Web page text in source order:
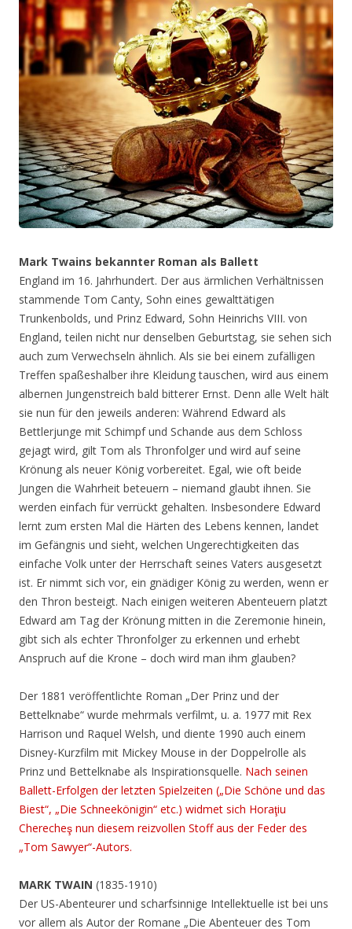
Mark Twains bekannter Roman als Ballett
England im 16. Jahrhundert. Der aus ärmlichen Verhältnissen
stammende Tom Canty, Sohn eines gewalttätigen
Trunkenbolds, und Prinz Edward, Sohn Heinrichs VIII. von
England, teilen nicht nur denselben Geburtstag, sie sehen sich
auch zum Verwechseln ähnlich. Als sie bei einem zufälligen
Treffen spaßeshalber ihre Kleidung tauschen, wird aus einem
albernen Jungenstreich bald bitterer Ernst. Denn alle Welt hält
sie nun für den jeweils anderen: Während Edward als
Bettlerjunge mit Schimpf und Schande aus dem Schloss
gejagt wird, gilt Tom als Thronfolger und wird auf seine
Krönung als neuer König vorbereitet. Egal, wie oft beide
Jungen die Wahrheit beteuern – niemand glaubt ihnen. Sie
werden einfach für verrückt gehalten. Insbesondere Edward
lernt zum ersten Mal die Härten des Lebens kennen, landet
im Gefängnis und sieht, welchen Ungerechtigkeiten das
einfache Volk unter der Herrschaft seines Vaters ausgesetzt
ist. Er nimmt sich vor, ein gnädiger König zu werden, wenn er
den Thron besteigt. Nach einigen weiteren Abenteuern platzt
Edward am Tag der Krönung mitten in die Zeremonie hinein,
gibt sich als echter Thronfolger zu erkennen und erhebt
Anspruch auf die Krone – doch wird man ihm glauben?
Der 1881 veröffentlichte Roman „Der Prinz und der
Bettelknabe“ wurde mehrmals verfilmt, u. a. 1977 mit Rex
Harrison und Raquel Welsh, und diente 1990 auch einem
Disney-Kurzfilm mit Mickey Mouse in der Doppelrolle als
Prinz und Bettelknabe als Inspirationsquelle. Nach seinen
Ballett-Erfolgen der letzten Spielzeiten („Die Schöne und das
Biest“, „Die Schneekönigin“ etc.) widmet sich Horaţiu
Cherecheş nun diesem reizvollen Stoff aus der Feder des
„Tom Sawyer“-Autors.
MARK TWAIN (1835-1910)
Der US-Abenteurer und scharfsinnige Intellektuelle ist bei uns
vor allem als Autor der Romane „Die Abenteuer des Tom